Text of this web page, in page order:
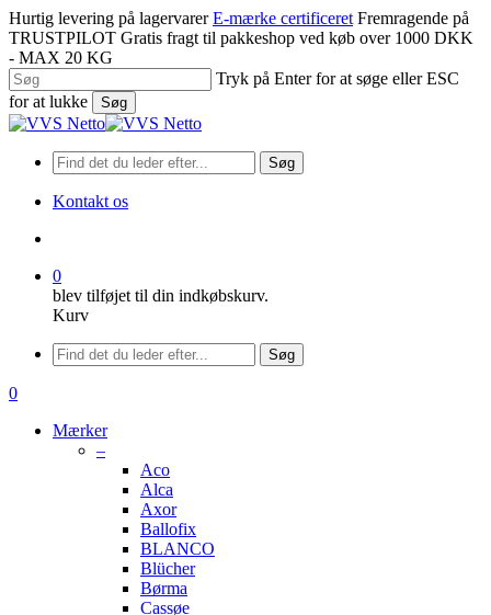
Spring
til
hovedindhold
Hurtig levering på lagervarer E-mærke certificeret Fremragende på
TRUSTPILOT Gratis fragt til pakkeshop ved køb over 1000 DKK
- MAX 20 KG
Tryk på Enter for at søge eller ESC
for at lukke
Søg
Luk
Søg
Kontakt os
0
blev tilføjet til din indkøbskurv.
Kurv
Menu
Søg
søge
0
Mærker
–
Aco
Alca
Axor
Ballofix
BLANCO
Blücher
Børma
Cassøe